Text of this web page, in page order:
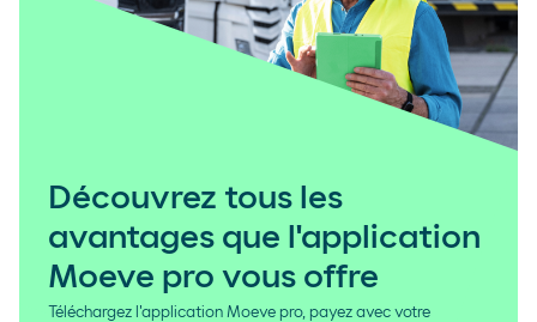
Découvrez tous les
avantages que l'application
Moeve pro vous offre
Téléchargez l'application Moeve pro, payez avec votre